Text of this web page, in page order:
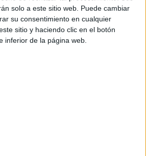
solo a este sitio web. Puede cambiar
su consentimiento en cualquier
sitio y haciendo clic en el botón
inferior de la página web.